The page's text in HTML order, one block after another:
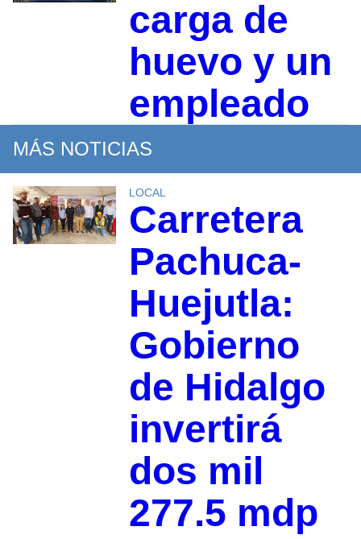
carga de
huevo y un
empleado
MÁS NOTICIAS
LOCAL
Carretera
Pachuca-
Huejutla:
Gobierno
de Hidalgo
invertirá
dos mil
277.5 mdp